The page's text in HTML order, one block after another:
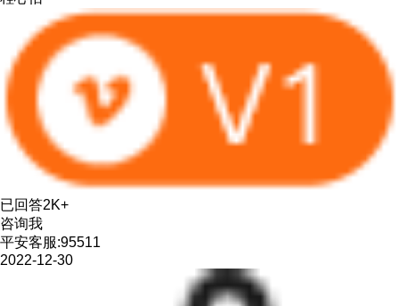
已回答2K+
咨询我
平安客服:95511
2022-12-30